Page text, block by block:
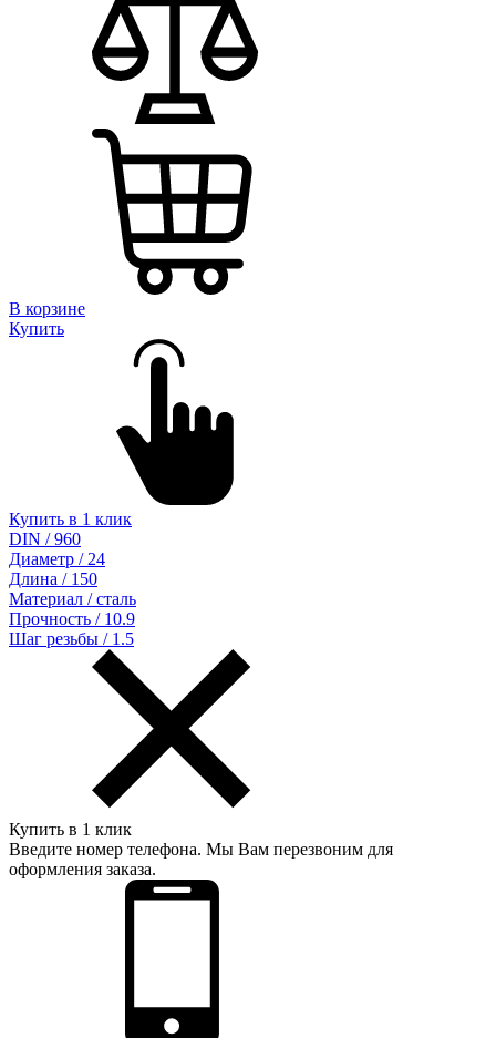
В корзине
Купить
Купить в 1 клик
DIN / 960
Диаметр / 24
Длина / 150
Материал / сталь
Прочность / 10.9
Шаг резьбы / 1.5
Купить в 1 клик
Введите номер телефона. Мы Вам перезвоним для
оформления заказа.